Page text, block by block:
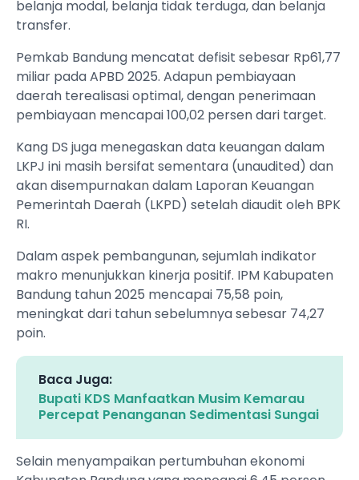
belanja modal, belanja tidak terduga, dan belanja
transfer.
Pemkab Bandung mencatat defisit sebesar Rp61,77
miliar pada APBD 2025. Adapun pembiayaan
daerah terealisasi optimal, dengan penerimaan
pembiayaan mencapai 100,02 persen dari target.
Kang DS juga menegaskan data keuangan dalam
LKPJ ini masih bersifat sementara (unaudited) dan
akan disempurnakan dalam Laporan Keuangan
Pemerintah Daerah (LKPD) setelah diaudit oleh BPK
RI.
Dalam aspek pembangunan, sejumlah indikator
makro menunjukkan kinerja positif. IPM Kabupaten
Bandung tahun 2025 mencapai 75,58 poin,
meningkat dari tahun sebelumnya sebesar 74,27
poin.
Baca Juga:
Bupati KDS Manfaatkan Musim Kemarau
Percepat Penanganan Sedimentasi Sungai
Selain menyampaikan pertumbuhan ekonomi